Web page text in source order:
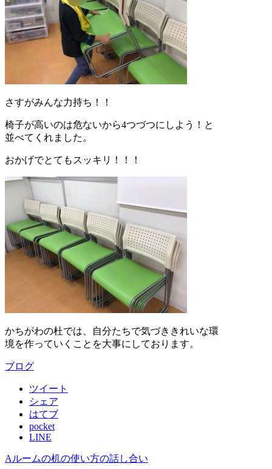
さすがみんな力持ち！！
椅子が高いのは危ないから4つづつにしよう！と
並べてくれました。
おかげでとてもスッキリ！！！
かちがわの杜では、自分たちで気づききれいな環
境を作っていくことを大事にしております。
ブログ
ツイート
シェア
はてブ
pocket
LINE
Aルームの机の使い方の話し合い